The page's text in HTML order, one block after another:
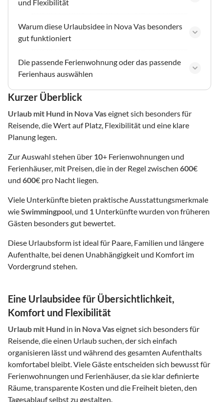
und Flexibilität
Warum diese Urlaubsidee in Nova Vas besonders
gut funktioniert
Die passende Ferienwohnung oder das passende
Ferienhaus auswählen
Kurzer Überblick
Urlaub mit Hund in Nova Vaseignet sich besonders für
Reisende, die Wert auf Platz, Flexibilität und eine klare
Planung legen.
Zur Auswahl stehen über 10+ Ferienwohnungen und
Ferienhäuser, mit Preisen, die in der Regel zwischen 600€
und 600€ pro Nacht liegen.
Viele Unterkünfte bieten praktische Ausstattungsmerkmale
wieSwimmingpool, und 1 Unterkünfte wurden von früheren
Gästen besonders gut bewertet.
Diese Urlaubsform ist ideal für Paare, Familien und längere
Aufenthalte, bei denen Unabhängigkeit und Komfort im
Vordergrund stehen.
Eine Urlaubsidee für Übersichtlichkeit,
Komfort und Flexibilität
Urlaub mit Hund in in Nova Vaseignet sich besonders für
Reisende, die einen Urlaub suchen, der sich einfach
organisieren lässt und während des gesamten Aufenthalts
komfortabel bleibt. Viele Gäste entscheiden sich bewusst für
Ferienwohnungen und Ferienhäuser, da sie klar definierte
Räume, transparente Kosten und die Freiheit bieten, den
Tagesablauf selbst zu gestalten.